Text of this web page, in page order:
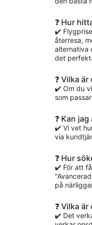
❓ Hur
✔️
återresa,
alternativa
det
❓ Vilka
✔️ Om du
som
❓ Kan
✔️ Vi vet
via
❓ Hur
✔️ För att
på
❓ Vilka
✔️ Det